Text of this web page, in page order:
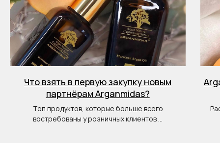
Что взять в первую закупку новым
партнёрам Arganmidas?
Топ продуктов, которые больше всего
востребованы у розничных клиентов ...